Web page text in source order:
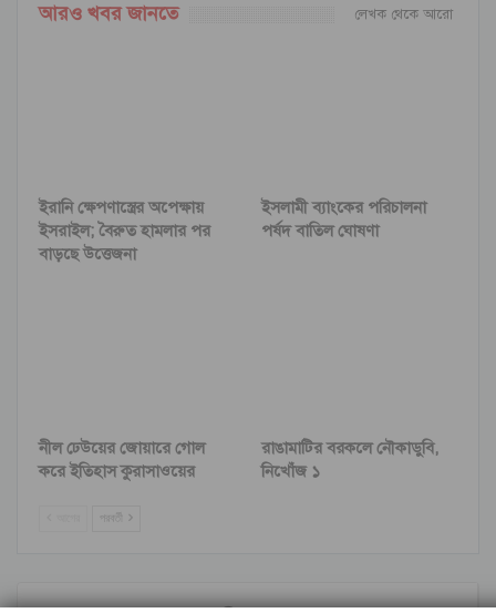
আরও খবর জানতে লেখক থেকে আরো
ইরানি ক্ষেপণাস্ত্রের অপেক্ষায়
ইসরাইল; বৈরুত হামলার পর
বাড়ছে উত্তেজনা
ইসলামী ব্যাংকের পরিচালনা
পর্ষদ বাতিল ঘোষণা
নীল ঢেউয়ের জোয়ারে গোল
করে ইতিহাস কুরাসাওয়ের
রাঙামাটির বরকলে নৌকাডুবি,
নিখোঁজ ১
পরবর্তী